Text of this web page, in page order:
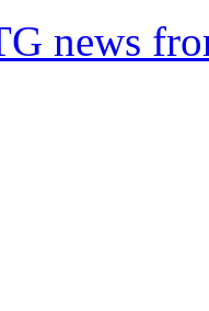
news